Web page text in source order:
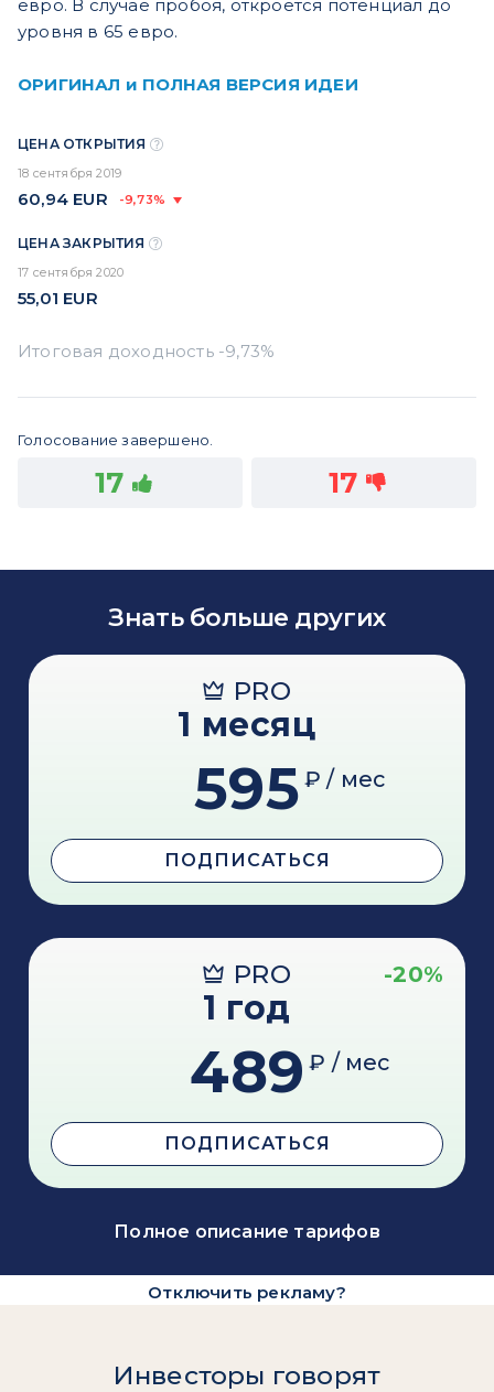
евро. В случае пробоя, откроется потенциал до
уровня в 65 евро.
ОРИГИНАЛ и ПОЛНАЯ ВЕРСИЯ ИДЕИ
ЦЕНА ОТКРЫТИЯ
18 сентября 2019
60,94 EUR -9,73%
ЦЕНА ЗАКРЫТИЯ
17 сентября 2020
55,01 EUR
Голосование завершено.
17 17
Знать больше других
PRO
1 месяц
595 ₽ / мес
ПОДПИСАТЬСЯ
PRO -20%
1 год
489 ₽ / мес
ПОДПИСАТЬСЯ
Полное описание тарифов
Отключить рекламу?
Инвесторы говорят